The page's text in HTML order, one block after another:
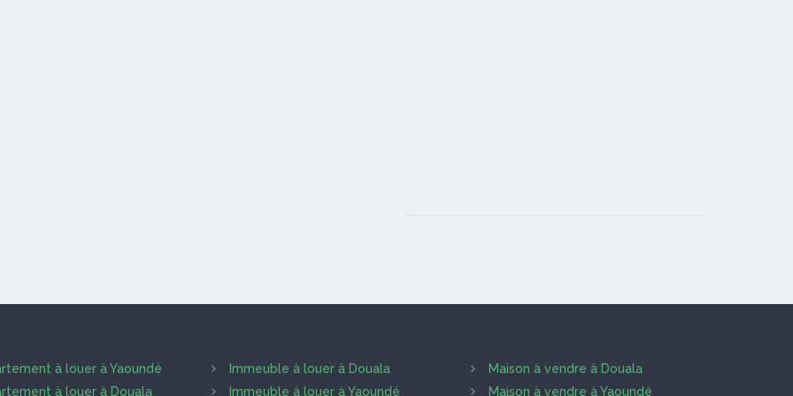
à louer à Yaoundé
à louer à Douala
Immeuble à louer à Douala
Immeuble à louer à Yaoundé
Maison à vendre à Douala
Maison à vendre à Yaoundé